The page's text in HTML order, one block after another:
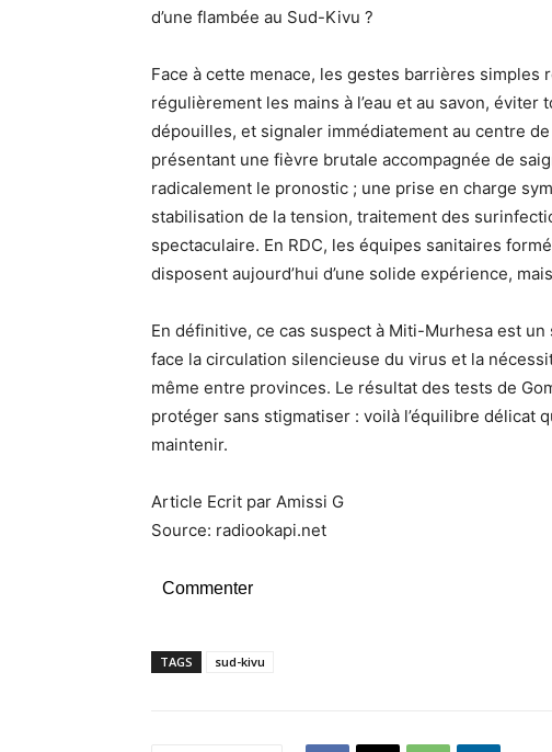
d’une flambée au Sud-Kivu ?
Face à cette menace, les gestes barrières
régulièrement les mains à l’eau et au savon,
dépouilles, et signaler immédiatement au centre
présentant une fièvre brutale accompagnée de
radicalement le pronostic ; une prise en charge
stabilisation de la tension, traitement des
spectaculaire. En RDC, les équipes sanitaires
disposent aujourd’hui d’une solide expérience,
En définitive, ce cas suspect à Miti-Murhesa est un
face la circulation silencieuse du virus et la
même entre provinces. Le résultat des tests de
protéger sans stigmatiser : voilà l’équilibre délicat
maintenir.
Article Ecrit par Amissi G
Source: radiookapi.net
Commenter
TAGS sud-kivu